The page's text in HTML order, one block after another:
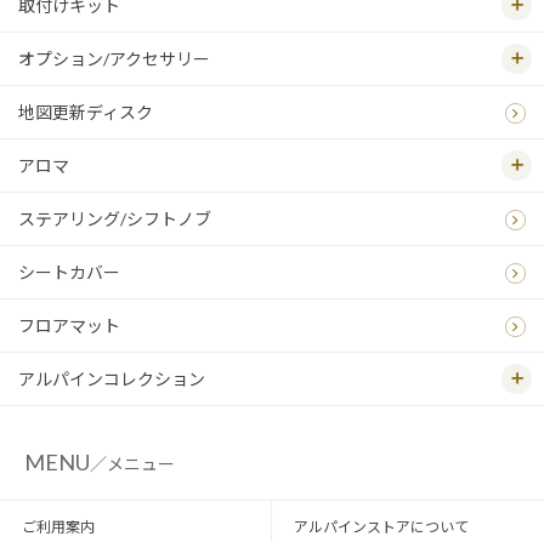
取付けキット
オプション/アクセサリー
地図更新ディスク
アロマ
ステアリング/シフトノブ
シートカバー
フロアマット
アルパインコレクション
MENU／メニュー
ご利用案内 アルパインストアについて